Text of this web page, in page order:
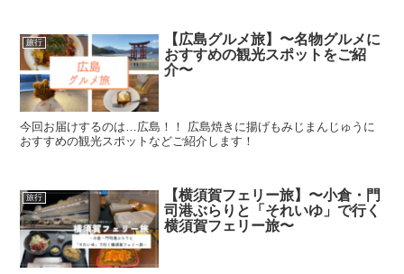
旅行
【広島グルメ旅】〜名物グルメに
おすすめの観光スポットをご紹
介〜
今回お届けするのは…広島！！ 広島焼きに揚げもみじまんじゅうに
おすすめの観光スポットなどご紹介します！
旅行
【横須賀フェリー旅】〜小倉・門
司港ぶらりと「それいゆ」で行く
横須賀フェリー旅〜